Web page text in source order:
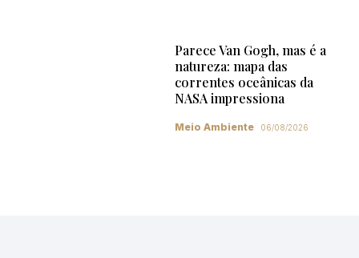
Parece Van Gogh, mas é a
natureza: mapa das
correntes oceânicas da
NASA impressiona
Meio Ambiente 06/08/2026